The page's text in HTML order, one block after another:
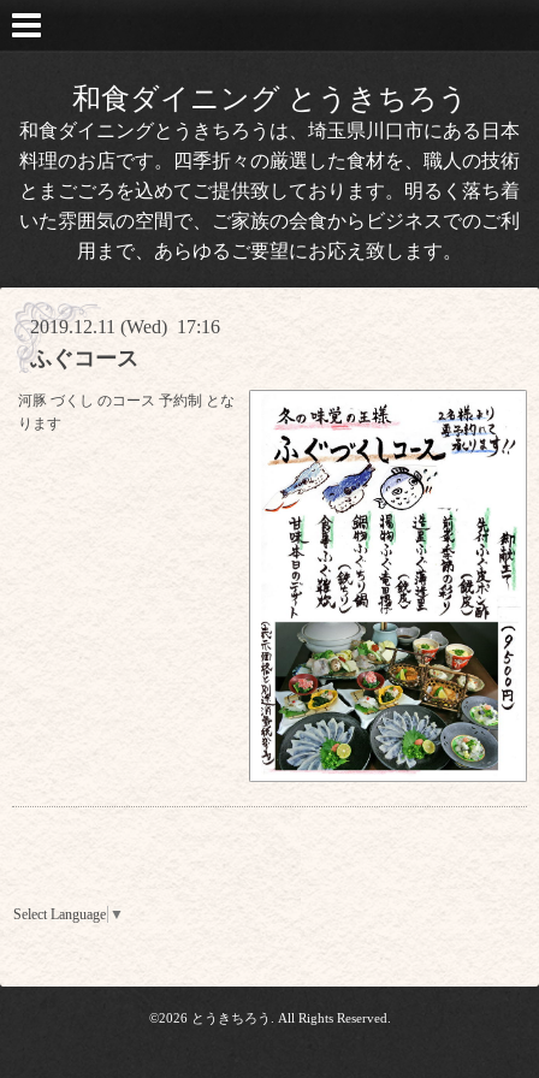
和食ダイニング とうきちろう
和食ダイニングとうきちろうは、埼玉県川口市にある日本
料理のお店です。四季折々の厳選した食材を、職人の技術
とまごごろを込めてご提供致しております。明るく落ち着
いた雰囲気の空間で、ご家族の会食からビジネスでのご利
用まで、あらゆるご要望にお応え致します。
2019.12.11 (Wed) 17:16
ふぐコース
河豚 づくし のコース 予約制 とな
ります
Select Language ▼
©2026 とうきちろう . All Rights Reserved.